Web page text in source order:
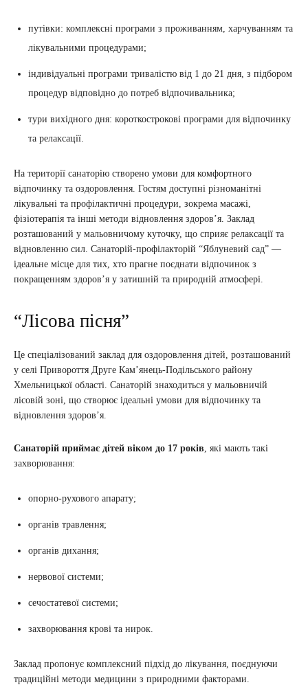
путівки: комплексні програми з проживанням, харчуванням та
лікувальними процедурами;
індивідуальні програми тривалістю від 1 до 21 дня, з підбором
процедур відповідно до потреб відпочивальника;
тури вихідного дня: короткострокові програми для відпочинку
та релаксації.
На території санаторію створено умови для комфортного
відпочинку та оздоровлення. Гостям доступні різноманітні
лікувальні та профілактичні процедури, зокрема масажі,
фізіотерапія та інші методи відновлення здоров’я. Заклад
розташований у мальовничому куточку, що сприяє релаксації та
відновленню сил. Санаторій-профілакторій “Яблуневий сад” —
ідеальне місце для тих, хто прагне поєднати відпочинок з
покращенням здоров’я у затишній та природній атмосфері.
“Лісова пісня”
Це спеціалізований заклад для оздоровлення дітей, розташований
у селі Привороття Друге Кам’янець-Подільського району
Хмельницької області. Санаторій знаходиться у мальовничій
лісовій зоні, що створює ідеальні умови для відпочинку та
відновлення здоров’я.
Санаторій приймає дітей віком до 17 років, які мають такі
захворювання:
опорно-рухового апарату;
органів травлення;
органів дихання;
нервової системи;
сечостатевої системи;
захворювання крові та нирок.
Заклад пропонує комплексний підхід до лікування, поєднуючи
традиційні методи медицини з природними факторами.